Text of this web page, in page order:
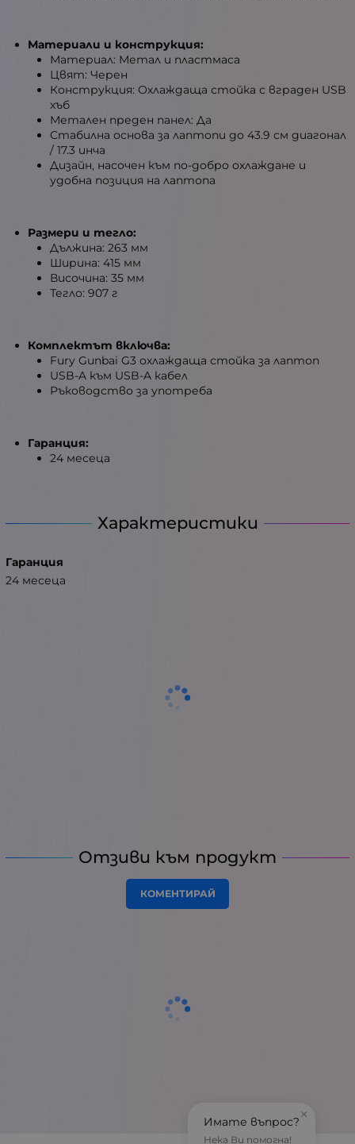
Материали и конструкция:
Материал: Метал и пластмаса
Цвят: Черен
Конструкция: Охлаждаща стойка с вграден USB
хъб
Метален преден панел: Да
Стабилна основа за лаптопи до 43.9 см диагонал
/ 17.3 инча
Дизайн, насочен към по-добро охлаждане и
удобна позиция на лаптопа
Размери и тегло:
Дължина: 263 мм
Ширина: 415 мм
Височина: 35 мм
Тегло: 907 г
Комплектът включва:
Fury Gunbai G3 охлаждаща стойка за лаптоп
USB-A към USB-A кабел
Ръководство за употреба
Гаранция:
24 месеца
Характеристики
Гаранция
24 месеца
Отзиви към продукт
КОМЕНТИРАЙ
×
Имате въпрос?
Нека Ви помогна!